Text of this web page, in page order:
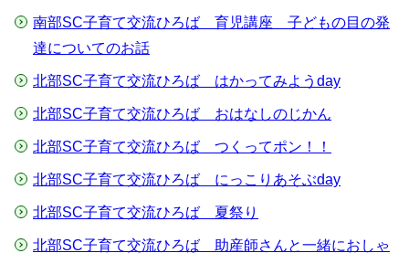
南部SC子育て交流ひろば 育児講座 子どもの目の発
達についてのお話
北部SC子育て交流ひろば はかってみようday
北部SC子育て交流ひろば おはなしのじかん
北部SC子育て交流ひろば つくってポン！！
北部SC子育て交流ひろば にっこりあそぶday
北部SC子育て交流ひろば 夏祭り
北部SC子育て交流ひろば 助産師さんと一緒におしゃ